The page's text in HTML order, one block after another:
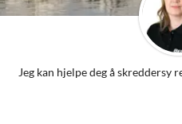
Jeg kan hjelpe deg å skreddersy